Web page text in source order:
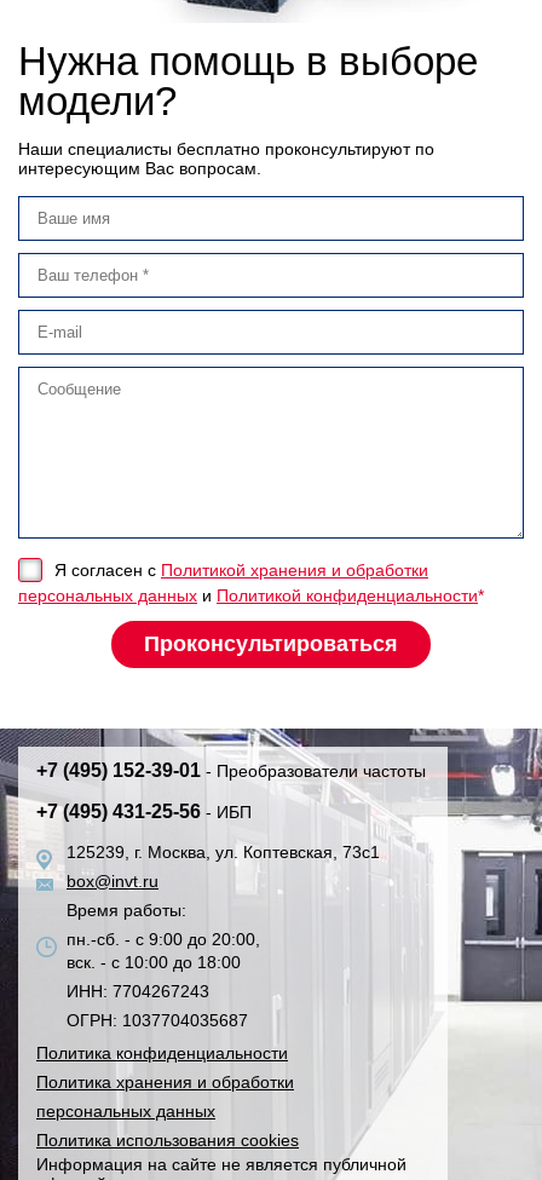
Нужна помощь в выборе
модели?
Наши специалисты бесплатно проконсультируют по
интересующим Вас вопросам.
Я согласен с Политикой хранения и обработки
персональных данных и Политикой конфиденциальности*
+7 (495) 152-39-01 - Преобразователи частоты
+7 (495) 431-25-56 - ИБП
125239, г. Москва, ул. Коптевская, 73с1
box@invt.ru
Время работы:
пн.-сб. - с 9:00 до 20:00,
вск. - с 10:00 до 18:00
ИНН: 7704267243
ОГРН: 1037704035687
Политика конфиденциальности
Политика хранения и обработки
персональных данных
Политика использования cookies
Информация на сайте не является публичной